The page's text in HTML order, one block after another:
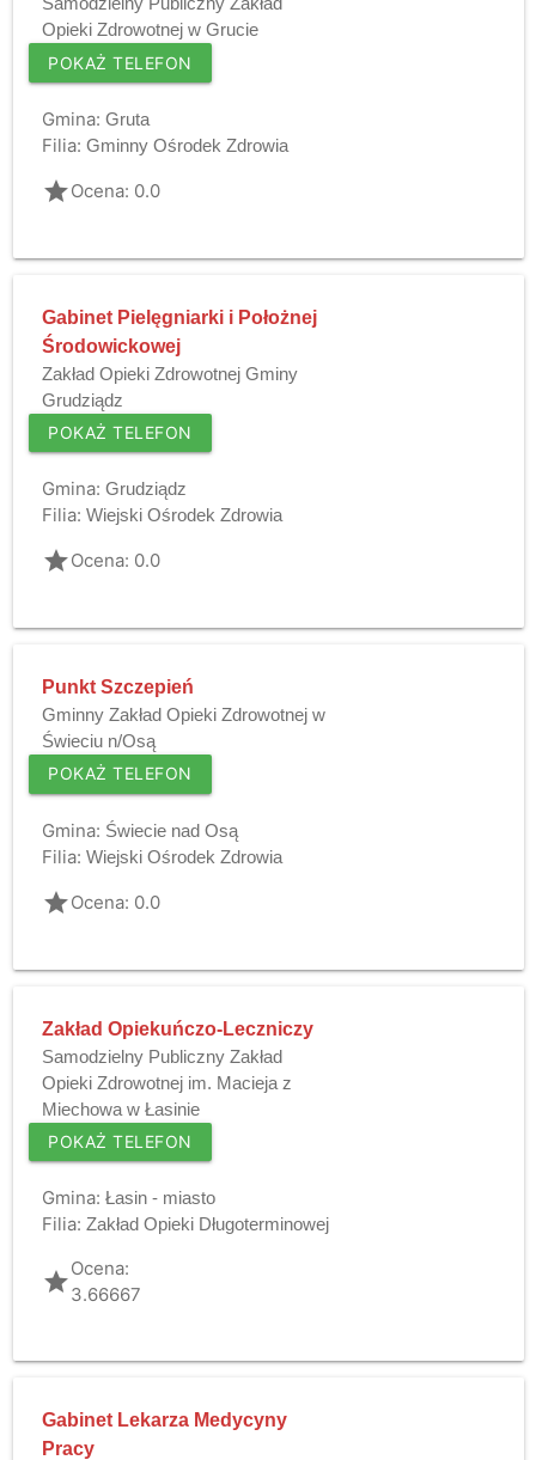
Opieki Zdrowotnej w Grucie
POKAŻ TELEFON
Gmina: Gruta
Filia: Gminny Ośrodek Zdrowia
gradeOcena: 0.0
Gabinet Pielęgniarki i Położnej
Środowickowej
Zakład Opieki Zdrowotnej Gminy
Grudziądz
POKAŻ TELEFON
Gmina: Grudziądz
Filia: Wiejski Ośrodek Zdrowia
gradeOcena: 0.0
Punkt Szczepień
Gminny Zakład Opieki Zdrowotnej w
Świeciu n/Osą
POKAŻ TELEFON
Gmina: Świecie nad Osą
Filia: Wiejski Ośrodek Zdrowia
gradeOcena: 0.0
Zakład Opiekuńczo-Leczniczy
Samodzielny Publiczny Zakład
Opieki Zdrowotnej im. Macieja z
Miechowa w Łasinie
POKAŻ TELEFON
Gmina: Łasin - miasto
Filia: Zakład Opieki Długoterminowej
gradeOcena:
3.66667
Gabinet Lekarza Medycyny
Pracy